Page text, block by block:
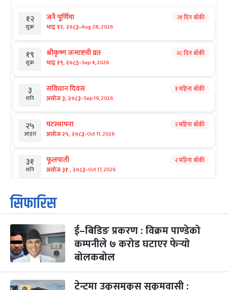
१२
शुक्र
जनै पूर्णिमा
भाद्र १२, २०८३-Aug 28, 2026
२१ दिन बाँकी
१९
शुक्र
श्रीकृष्ण जन्माष्टमी व्रत
भाद्र १९, २०८३-Sep 4, 2026
२८ दिन बाँकी
३
शनि
संविधान दिवस
असोज ३, २०८३-Sep 19, 2026
१ महिना बाँकी
२५
आइत
घटस्थापना
असोज २५, २०८३-Oct 11, 2026
२ महिना बाँकी
३१
शनि
फूलपाती
असोज ३१ , २०८३-Oct 17, 2026
२ महिना बाँकी
१
आइत
कार्तिक सङ्क्रान्ति
कार्तिक १, २०८३
३
मंगल
महानवमी
कार्तिक ३, २०८३-Oct 20, 2026
२ महिना बाँकी
४
सिफारिस
ई–बिडिङ प्रकरण : विक्रम पाण्डेको
कम्पनीले ७ करोड घटाएर फेर्‍यो
बोलकबोल
टेन्टमा उकुसमुकुस सुकुमवासी :